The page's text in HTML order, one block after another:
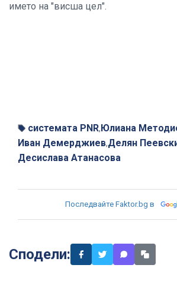
името на "висша цел".
системата PNR, Юлиана
Иван Демерджиев,Делян
Десислава Атанасова
Последвайте Faktor.bg в
Сподели: